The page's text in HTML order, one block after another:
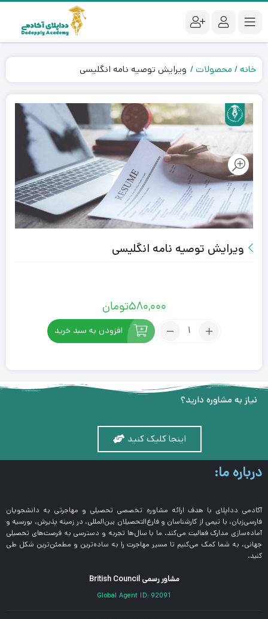
خانه محصولات ویرایش توصیه نامه انگلیسی
ویرایش توصیه نامه انگلیسی
580,000تومان
افزودن به سبد خرید
نیاز به مشاوره دارید؟
اینجا کلیک کنید
درباره ما:
آکادمی دداپلای با هدف ارائه مشاوره تخصصی تحصیلی و مهاجرتی به دانشجویان
فارسی‌زبان، با تیمی از کارشناسان و فارغ‌التحصیلان بین‌المللی، در زمینه پذیرش، بورسیه و
آماده‌سازی مدارک فعالیت می‌کند. ما با سال‌ها تجربه و دسترسی به فرصت‌های تحصیلی
جهانی، به شما کمک می‌کنیم تا مسیر مهاجرت را به ساده‌ترین و مطمئن‌ترین شکل طی
کنید.
مشاور رسمی British Council
Global Agent ID: 92091